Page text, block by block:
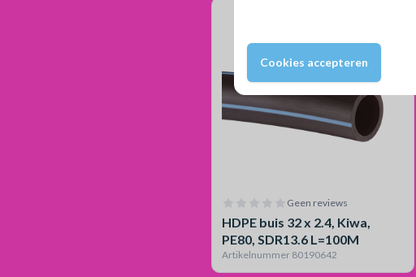
Cookies accepteren
Geen reviews
HDPE buis 32 x 2.4, Kiwa,
PE80, SDR13.6 L=100M
Artikelnummer 80190642